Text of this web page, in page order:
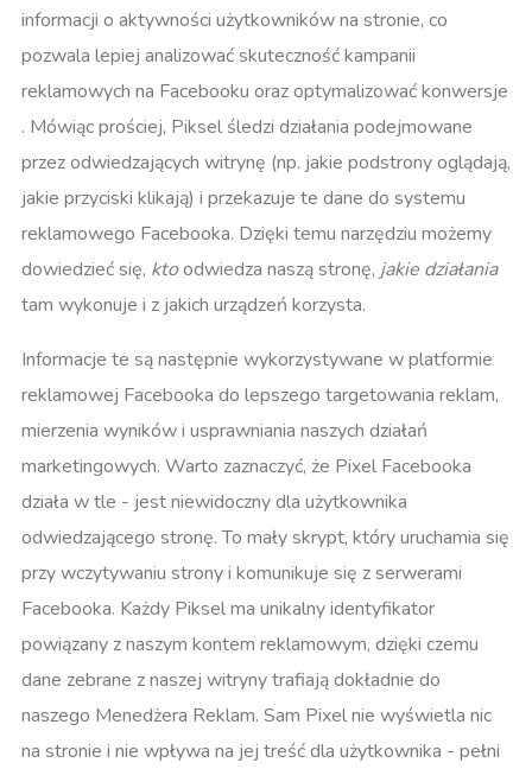
informacji o aktywności użytkowników na stronie, co
pozwala lepiej analizować skuteczność kampanii
reklamowych na Facebooku oraz optymalizować konwersje​
. Mówiąc prościej, Piksel śledzi działania podejmowane
przez odwiedzających witrynę (np. jakie podstrony oglądają,
jakie przyciski klikają) i przekazuje te dane do systemu
reklamowego Facebooka. Dzięki temu narzędziu możemy
dowiedzieć się, ktoodwiedza naszą stronę, jakie działania
tam wykonuje i z jakich urządzeń korzysta.
Informacje te są następnie wykorzystywane w platformie
reklamowej Facebooka do lepszego targetowania reklam,
mierzenia wyników i usprawniania naszych działań
marketingowych. Warto zaznaczyć, że Pixel Facebooka
działa w tle - jest niewidoczny dla użytkownika
odwiedzającego stronę. To mały skrypt, który uruchamia się
przy wczytywaniu strony i komunikuje się z serwerami
Facebooka. Każdy Piksel ma unikalny identyfikator
powiązany z naszym kontem reklamowym, dzięki czemu
dane zebrane z naszej witryny trafiają dokładnie do
naszego Menedżera Reklam. Sam Pixel nie wyświetla nic
na stronie i nie wpływa na jej treść dla użytkownika - pełni